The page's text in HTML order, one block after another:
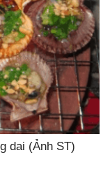
dai (Ảnh ST)